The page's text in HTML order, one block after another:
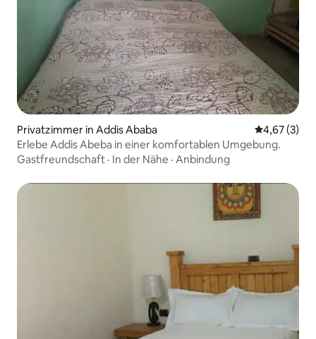
Privatzimmer in Addis Ababa
4,67 (3)
Erlebe Addis Abeba in einer komfortablen Umgebung.
Gastfreundschaft · In der Nähe · Anbindung